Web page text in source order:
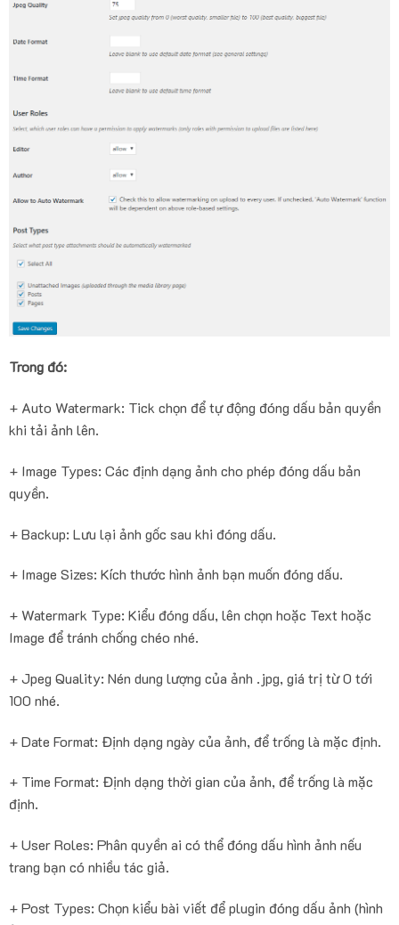
Trong đó:
+ Auto Watermark: Tick chọn để tự động đóng dấu bản quyền
khi tải ảnh lên.
+ Image Types: Các định dạng ảnh cho phép đóng dấu bản
quyền.
+ Backup: Lưu lại ảnh gốc sau khi đóng dấu.
+ Image Sizes: Kích thước hình ảnh bạn muốn đóng dấu.
+ Watermark Type: Kiểu đóng dấu, lên chọn hoặc Text hoặc
Image để tránh chống chéo nhé.
+ Jpeg Quality: Nén dung lượng của ảnh .jpg, giá trị từ 0 tới
100 nhé.
+ Date Format: Định dạng ngày của ảnh, để trống là mặc định.
+ Time Format: Định dạng thời gian của ảnh, để trống là mặc
định.
+ User Roles: Phân quyền ai có thể đóng dấu hình ảnh nếu
trang bạn có nhiều tác giả.
+ Post Types: Chọn kiểu bài viết để plugin đóng dấu ảnh (hình